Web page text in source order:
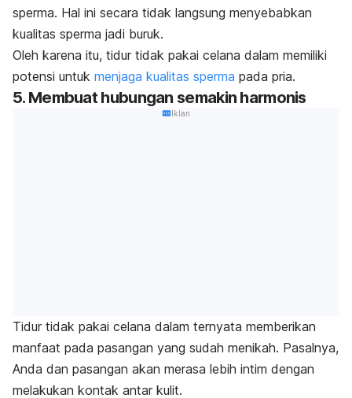
sperma. Hal ini secara tidak langsung menyebabkan
kualitas sperma jadi buruk.
Oleh karena itu, tidur tidak pakai celana dalam memiliki
potensi untuk menjaga kualitas sperma pada pria.
5. Membuat hubungan semakin harmonis
Iklan
Tidur tidak pakai celana dalam ternyata memberikan
manfaat pada pasangan yang sudah menikah. Pasalnya,
Anda dan pasangan akan merasa lebih intim dengan
melakukan kontak antar kulit.